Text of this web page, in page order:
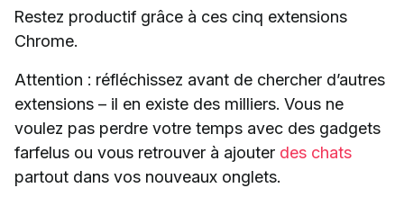
Restez productif grâce à ces cinq extensions
Chrome.
Attention : réfléchissez avant de chercher d’autres
extensions – il en existe des milliers. Vous ne
voulez pas perdre votre temps avec des gadgets
farfelus ou vous retrouver à ajouter des chats
partout dans vos nouveaux onglets.